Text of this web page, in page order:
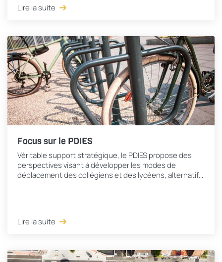
Lire la suite
Focus sur le PDIES
Véritable support stratégique, le PDIES propose des
perspectives visant à développer les modes de
déplacement des collégiens et des lycéens, alternatifs
Lire la suite